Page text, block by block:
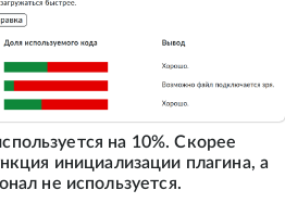
на 10%. Скорее
инициализации плагина, а
не используется.